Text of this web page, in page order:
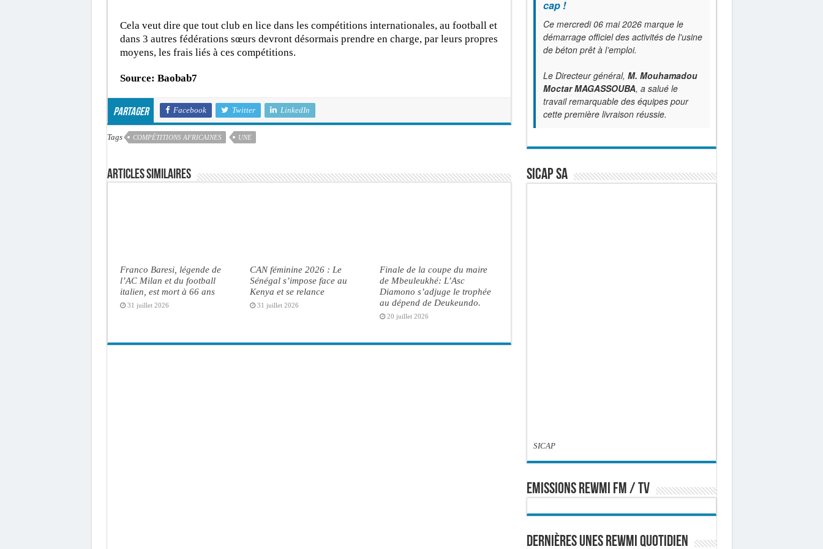
Cela veut dire que tout club en lice dans les compétitions internationales, au football et
dans 3 autres fédérations sœurs devront désormais prendre en charge, par leurs propres
moyens, les frais liés à ces compétitions.
Source: Baobab7
Partager Facebook Twitter LinkedIn
Tags COMPÉTITIONS AFRICAINES UNE
Articles similaires
Franco Baresi, légende de
l’AC Milan et du football
italien, est mort à 66 ans
31 juillet 2026
CAN féminine 2026 : Le
Sénégal s’impose face au
Kenya et se relance
31 juillet 2026
Finale de la coupe du maire
de Mbeuleukhé: L’Asc
Diamono s’adjuge le trophée
au dépend de Deukeundo.
20 juillet 2026
cap !
Ce mercredi 06 mai 2026 marque le
démarrage officiel des activités de l'usine
de béton prêt à l’emploi.
Le Directeur général, M. Mouhamadou
Moctar MAGASSOUBA, a salué le
travail remarquable des équipes pour
cette première livraison réussie.
SICAP SA
SICAP
EMISSIONS REWMI FM / TV
Dernières Unes Rewmi Quotidien